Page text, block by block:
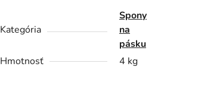
Kategória
Spony
na
pásku
Hmotnosť
4 kg